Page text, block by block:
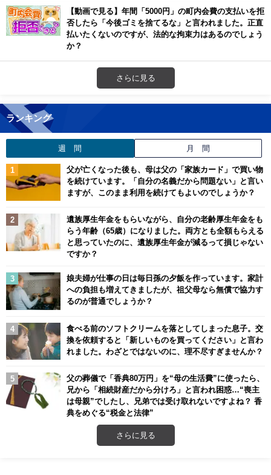
【動画で見る】年間「5000円」の町内会費の支払いを拒
否したら「今後ゴミを捨てるな」と言われました。正直
払いたくないのですが、法的な拘束力はあるのでしょう
か？
さらに見る
ランキング
週 間 月 間
父が亡くなった後も、母は父の「家族カード」で買い物
を続けています。「自分の名義だから問題ない」と言い
ますが、このまま利用を続けてもよいのでしょうか？
遺族厚生年金をもらいながら、自分の老齢厚生年金をも
らう年齢（65歳）になりました。両方とも全額もらえる
と思っていたのに、遺族厚生年金が減るって損じゃない
ですか？
娘夫婦が仕事の日は毎日孫の夕飯を作っています。家計
への負担も増えてきましたが、祖父母なら無償で協力す
るのが普通でしょうか？
食べる前のソフトクリームを落としてしまった息子。交
換を依頼すると「新しいものを買ってください」と言わ
れました。わざとではないのに、理不尽すぎませんか？
父の葬儀で「香典80万円」を“母の生活費”に使ったら、
兄から「相続財産だから分けろ」と言われ困惑…“喪主
は母親”でしたし、兄弟では受け取れないですよね？ 香
典をめぐる“税金と法律”
さらに見る